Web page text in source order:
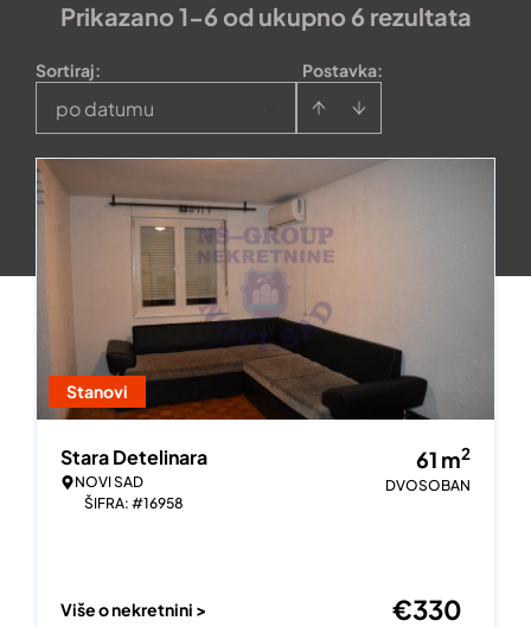
Prikazano 1-6 od ukupno 6 rezultata
Postavka:
Sortiraj:
po datumu
Stanovi
Stara Detelinara
NOVI SAD
ŠIFRA: #16958
61 m2
DVOSOBAN
Više o nekretnini > €330